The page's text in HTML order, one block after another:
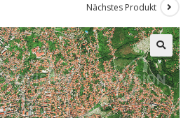
Nächstes Produkt